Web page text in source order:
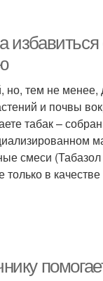
тем не
и почвы
табак –
смеси
только в